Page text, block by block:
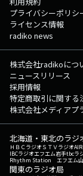
プライバシーポリシ
ライセンス情報
radiko news
株式会社radikoにつ
ニュースリリース
採用情報
特定商取引に関する
株式会社メディアプ
北海道・東北のラジ
ＨＢＣラジオＳＴＶラジオ
IBCラジオエフエム岩手tbcラ
Rhythm Station エフエム
関東のラジオ局